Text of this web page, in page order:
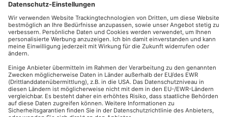
Widerrufsrecht
für Verbraucher
Elektronischer
Geschäftsverkehr
FORUM VERLAG
HERKERT
Kontakt
Telefon: +49
(0)8233 381-123
Telefax: +49
(0)8233 381-222
E-Mail:
herkert.de
Zahlung per
Rechnung